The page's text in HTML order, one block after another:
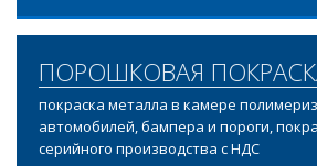
ПОРОШКОВАЯ
покраска металла в камере
автомобилей, бампера и пороги,
серийного производства с НДС